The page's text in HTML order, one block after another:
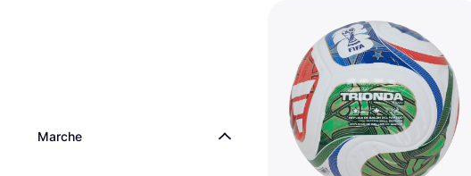
Marche